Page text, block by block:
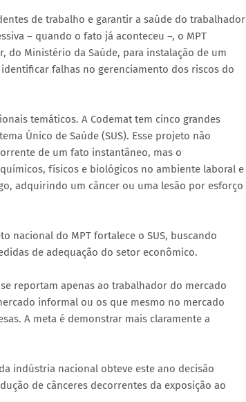
de trabalho e garantir a saúde do trabalhador
– quando o fato já aconteceu –, o MPT
do Ministério da Saúde, para instalação de um
falhas no gerenciamento dos riscos do
temáticos. A Codemat tem cinco grandes
Único de Saúde (SUS). Esse projeto não
de um fato instantâneo, mas o
físicos e biológicos no ambiente laboral e
adquirindo um câncer ou uma lesão por esforço
nacional do MPT fortalece o SUS, buscando
de adequação do setor econômico.
reportam apenas ao trabalhador do mercado
informal ou os que mesmo no mercado
A meta é demonstrar mais claramente a
indústria nacional obteve este ano decisão
de cânceres decorrentes da exposição ao